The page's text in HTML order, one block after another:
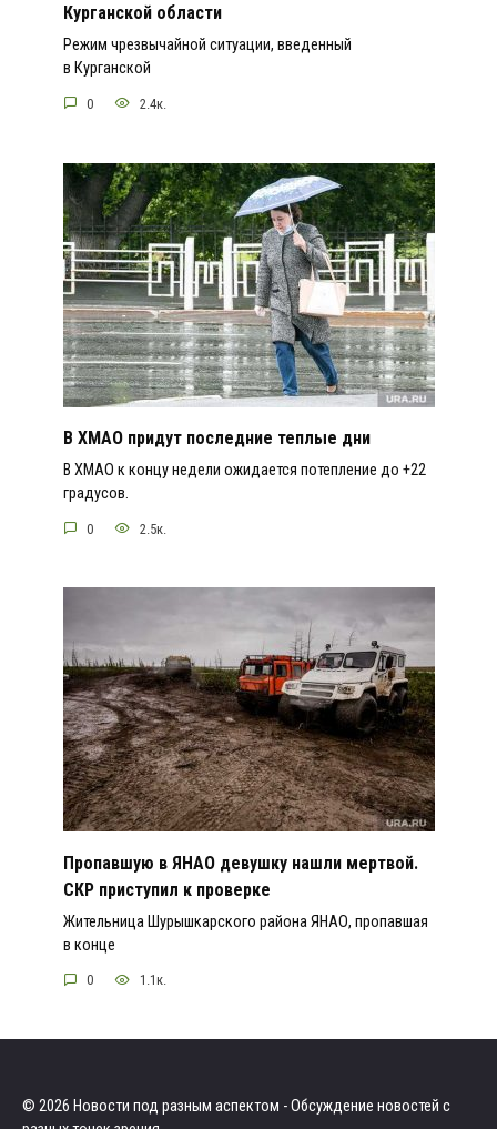
Курганской области
Режим чрезвычайной ситуации, введенный
в Курганской
0 2.4к.
В ХМАО придут последние теплые дни
В ХМАО к концу недели ожидается потепление до +22
градусов.
0 2.5к.
Пропавшую в ЯНАО девушку нашли мертвой.
СКР приступил к проверке
Жительница Шурышкарского района ЯНАО, пропавшая
в конце
0 1.1к.
© 2026 Новости под разным аспектом - Обсуждение новостей с